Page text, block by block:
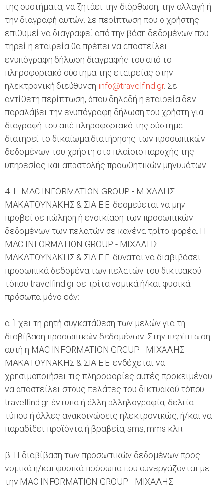
της συστήματα, να ζητάει την διόρθωση, την αλλαγή ή
την διαγραφή αυτών. Σε περίπτωση που ο χρήστης
επιθυμεί να διαγραφεί από την βάση δεδομένων που
τηρεί η εταιρεία θα πρέπει να αποστείλει
ενυπόγραφη δήλωση διαγραφής του από το
πληροφοριακό σύστημα της εταιρείας στην
ηλεκτρονική διεύθυνση info@travelfind.gr. Σε
αντίθετη περίπτωση, όπου δηλαδή η εταιρεία δεν
παραλάβει την ενυπόγραφη δήλωση του χρήστη για
διαγραφή του από πληροφοριακό της σύστημα
διατηρεί το δικαίωμα διατήρησης των προσωπικών
δεδομένων του χρήστη στο πλαίσιο παροχής της
υπηρεσίας και αποστολής προωθητικών μηνυμάτων.
4. Η MAC INFORMATION GROUP - ΜΙΧΑΛΗΣ
ΜΑΚΑΤΟΥΝΑΚΗΣ & ΣΙΑ Ε.Ε. δεσμεύεται να μην
προβεί σε πώληση ή ενοικίαση των προσωπικών
δεδομένων των πελατών σε κανένα τρίτο φορέα. Η
MAC INFORMATION GROUP - ΜΙΧΑΛΗΣ
ΜΑΚΑΤΟΥΝΑΚΗΣ & ΣΙΑ Ε.Ε. δύναται να διαβιβάσει
προσωπικά δεδομένα των πελατών του δικτυακού
τόπου travelfind.gr σε τρίτα νομικά ή/και φυσικά
πρόσωπα μόνο εάν:
α. Έχει τη ρητή συγκατάθεση των μελών για τη
διαβίβαση προσωπικών δεδομένων. Στην περίπτωση
αυτή η MAC INFORMATION GROUP - ΜΙΧΑΛΗΣ
ΜΑΚΑΤΟΥΝΑΚΗΣ & ΣΙΑ Ε.Ε. ενδέχεται να
χρησιμοποιήσει τις πληροφορίες αυτές προκειμένου
να αποστείλει στους πελάτες του δικτυακού τόπου
travelfind.gr έντυπα ή άλλη αλληλογραφία, δελτία
τύπου ή άλλες ανακοινώσεις ηλεκτρονικώς, ή/και να
παραδίδει προϊόντα ή βραβεία, sms, mms κλπ.
β. Η διαβίβαση των προσωπικών δεδομένων προς
νομικά ή/και φυσικά πρόσωπα που συνεργάζονται με
την MAC INFORMATION GROUP - ΜΙΧΑΛΗΣ